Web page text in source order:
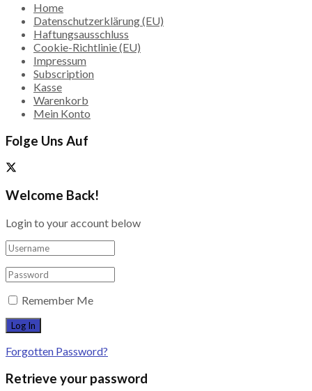
Home
Datenschutzerklärung (EU)
Haftungsausschluss
Cookie-Richtlinie (EU)
Impressum
Subscription
Kasse
Warenkorb
Mein Konto
Folge Uns Auf
Welcome Back!
Login to your account below
Remember Me
Forgotten Password?
Retrieve your password